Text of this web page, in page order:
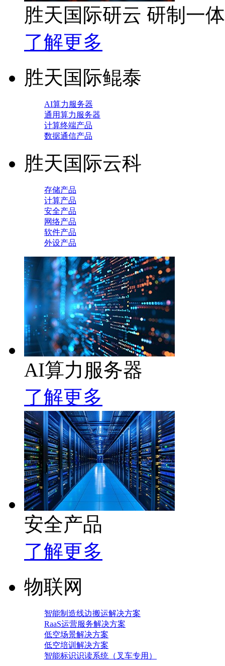
胜天国际研云 研制一
了解更多
胜天国际鲲泰
AI算力服务器
通用算力服务器
计算终端产品
数据通信产品
胜天国际云科
存储产品
计算产品
安全产品
网络产品
软件产品
外设产品
AI算力服务器
了解更多
安全产品
了解更多
物联网
智能制造线边搬运解决方案
RaaS运营服务解决方案
低空场景解决方案
低空培训解决方案
智能标识识读系统（叉车专用）